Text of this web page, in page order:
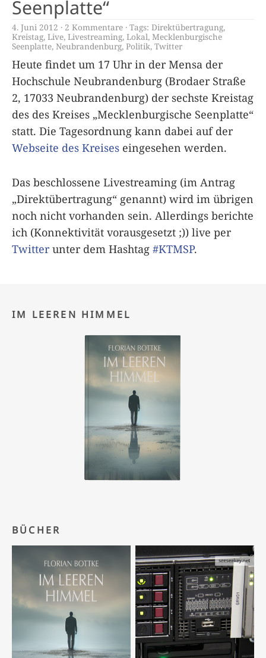
Seenplatte“
4. Juni 2012 2 Kommentare Tags: Direktübertragung,
Kreistag, Live, Livestreaming, Lokal, Mecklenburgische
Seenplatte, Neubrandenburg, Politik, Twitter
Heute findet um 17 Uhr in der Mensa der
Hochschule Neubrandenburg (Brodaer Straße
2, 17033 Neubrandenburg) der sechste Kreistag
des des Kreises „Mecklenburgische Seenplatte“
statt. Die Tagesordnung kann dabei auf der
Webseite des Kreises eingesehen werden.
Das beschlossene Livestreaming (im Antrag
„Direktübertragung“ genannt) wird im übrigen
noch nicht vorhanden sein. Allerdings berichte
ich (Konnektivität vorausgesetzt ;)) live per
Twitterunter dem Hashtag #KTMSP.
IM LEEREN HIMMEL
BÜCHER